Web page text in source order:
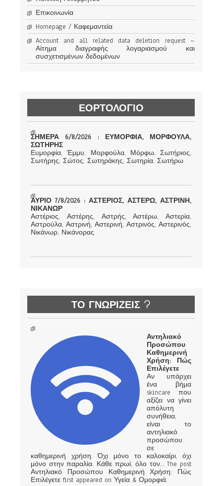
Επικοινωνία
Homepage / Καφεμαντεία
Account and all related data deletion request –
Αίτημα διαγραφής λογαριασμού και
συσχετισμένων δεδομένων
ΕΟΡΤΟΛΟΓΙΟ
ΣΗΜΕΡΑ 6/8/2026 : ΕΥΜΟΡΦΙΑ, ΜΟΡΦΟΥΛΑ,
ΣΩΤΗΡΗΣ
Ευμορφία, Έμμυ, Μορφούλα, Μόρφω, Σωτήριος,
Σωτήρης, Σώτος, Σωτηράκης, Σωτηρία, Σωτήρω
ΑΥΡΙΟ 7/8/2026 : ΑΣΤΕΡΙΟΣ, ΑΣΤΕΡΩ, ΑΣΤΡΙΝΗ,
ΝΙΚΑΝΩΡ
Αστέριος, Αστέρης, Αστρής, Αστέρω, Αστερία,
Αστρούλα, Αστρινή, Αστερινή, Αστρινός, Αστερινός,
Νικάνωρ, Νικάνορας
ΤΟ ΓΝΩΡΙΖΕΙΣ ?
Αντηλιακό
Προσώπου
Καθημερινή
Χρήση: Πώς
Επιλέγετε
Αν υπάρχει
ένα βήμα
skincare που
αξίζει να γίνει
απόλυτη
συνήθεια,
είναι το
αντηλιακό
προσώπου
σε
καθημερινή χρήση. Όχι μόνο το καλοκαίρι, όχι
μόνο στην παραλία. Κάθε πρωί, όλο τον… The post
Αντηλιακό Προσώπου Καθημερινή Χρήση: Πώς
Επιλέγετε first appeared on Υγεία & Ομορφιά.